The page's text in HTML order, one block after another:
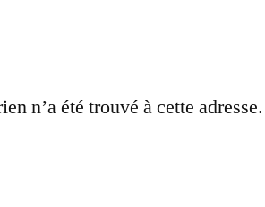
n’a été trouvé à cette